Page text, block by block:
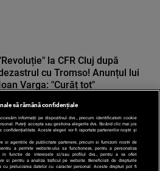
la CFR Cluj după
cu Tromso! Anunțul lui
Ioan Varga: "Curăț tot"
să rămână confidențiale
informații pe dispozitivul dvs., precum identificatorii cookie
Puteți accepta sau gestiona alegerile dvs. făcând clic mai jos
Aceste alegeri vor fi raportate partenerilor noștri și
si agentiile de publicitate partenere, precum si furnizorii nostri de
a permite website-ului sa functioneze, pentru a personaliza
in functie de interesele si/sau profilul dvs., pentru a va oferi
si pentru a analiza traficul pe website. Beneficiati de drepturile
cu prelucrarea datelor cu caracter personal. Aceste drepturi pot fi